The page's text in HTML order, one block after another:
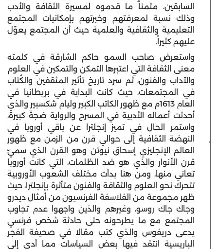
السابقين، مثمناً ما قدموه لمسيرة الثقافة والأدب
وذلك نسبة لمعرفتهم وخبرتهم بإمكانيات المجتمع
التعليمية والثقافية والعلمية حيث أن المجتمع يعوّل
عليهم كثيراً.
واستعرض صاحب السمو حاكم الشارقة في كلمته
معنى الثقافة التي اعتبرها التمكن والتمكين في العلوم
والآداب والفنون، ثم سرد تاريخ تأثير المثقفين والكُتاب
في المجتمعات، حيث كانت البداية في بريطانيا في
العام 1613م مع ظهور الكاتب الكبير وليام شكسبير والذي
أحدثت أعماله الأدبية في المسرح والرواية ضجةً كبيرة،
واستمر الحال في تميز إنجلترا عن باقي أوروبا في
النهضة الثقافية إلى حوالي قرن من الزمن مع ظهور
العالم الإنجليزي إسحاق نيوتن وهو القرن الذي سميّ
قرن الأنوار والذي هو ضد الظلمات، التي كانت أوروبا
تعاني منها، ومن هنا بدأت مختلف الشعوب الأوروبية
تتحرك نحو العلوم والثقافة والفنون متأثرة بإنجلترا، حيث
ظهر مجموعة من الفلاسفة الفرنسيون من أمثال ديدرو
وجاك جاك روسو، وغيرهم والذين واجهوا عدم تجاوب
المجتمع مع ما يطرحونه حتى حادثة شخص فرنسي
يدعى دريفوس والذي كتب مقالا في صحيفة الفجر
الباريسية انتقد فيها بعض السياسات مما أدى إلى